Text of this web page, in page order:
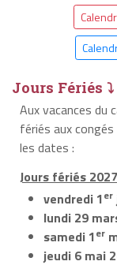
Jours Fériés ⤵
Aux vacances du
fériés aux
les dates :
Jours fériés
vendredi 1er
lundi 29
samedi 1er
jeudi 6 mai